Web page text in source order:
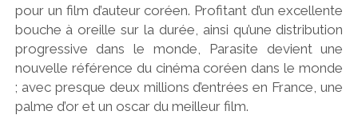
pour un film d’auteur coréen. Profitant d’un excellente
bouche à oreille sur la durée, ainsi qu’une distribution
progressive dans le monde, Parasite devient une
nouvelle référence du cinéma coréen dans le monde
; avec presque deux millions d’entrées en France, une
palme d’or et un oscar du meilleur film.